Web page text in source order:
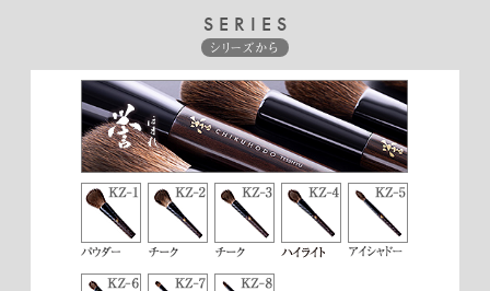
SERIES
シリーズから